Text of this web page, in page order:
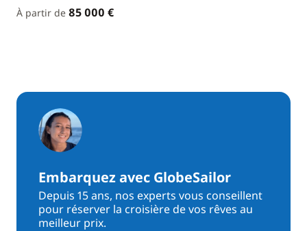
À partir de 85 000 €
Embarquez avec GlobeSailor
Depuis 15 ans, nos experts vous conseillent
pour réserver la croisière de vos rêves au
meilleur prix.